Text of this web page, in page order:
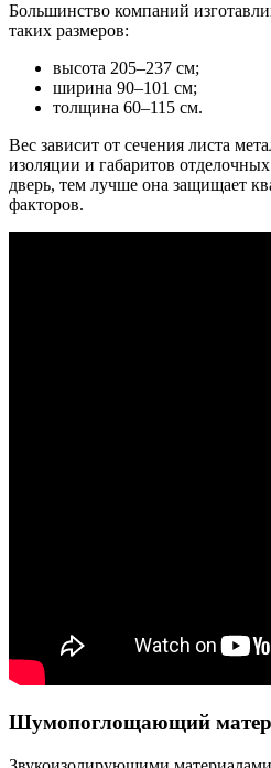
Большинство компаний
таких размеров:
высота 205–237 см;
ширина 90–101 см;
толщина 60–115 см.
Вес зависит от сечения листа
изоляции и габаритов
дверь, тем лучше она защищает
факторов.
Шумопоглощающий